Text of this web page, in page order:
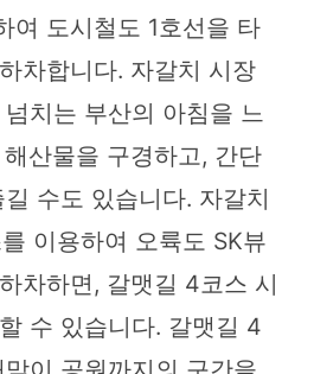
여 도시철도 1호선을 타
차합니다. 자갈치 시장
치는 부산의 아침을 느
산물을 구경하고, 간단
수도 있습니다. 자갈치
이용하여 오륙도 SK뷰
차하면, 갈맷길 4코스 시
수 있습니다. 갈맷길 4